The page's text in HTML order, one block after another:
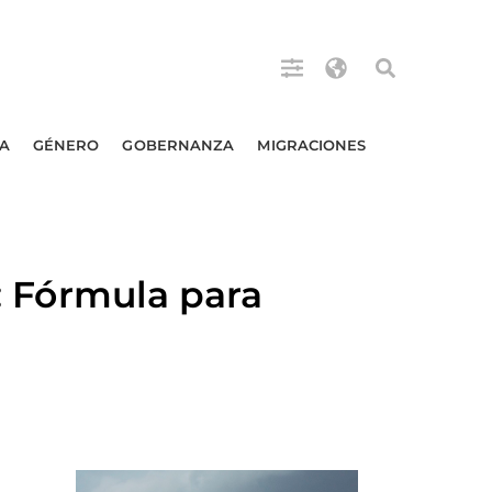
GÉNERO GOBERNANZA MIGRACIONES
Fórmula para